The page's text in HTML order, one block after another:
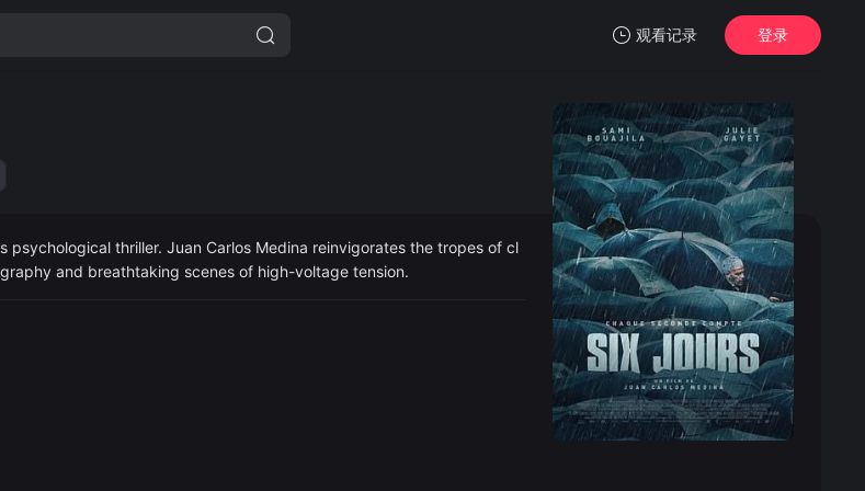
观看记录
暂无观看影片的记录
登录
psychological thriller. Juan Carlos Medina reinvigorates the tropes of cl
and breathtaking scenes of high-voltage tension.